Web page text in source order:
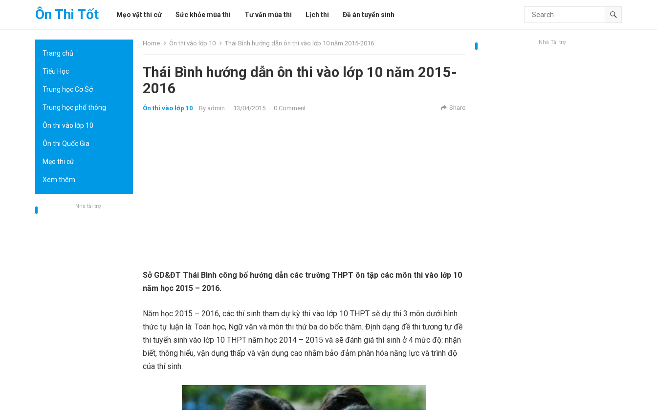
Ôn Thi Tốt Mẹo vặt thi cử Sức khỏe mùa thi Tư vấn mùa thi Lịch thi Đề án tuyển sinh
Trang chủ
Tiểu Học
Trung học Cơ Sở
Trung học phổ thông
Ôn thi vào lớp 10
Ôn thi Quốc Gia
Mẹo thi cử
Xem thêm
Nhà tài trợ
Home Ôn thi vào lớp 10 Thái Bình hướng dẫn ôn thi vào lớp 10 năm 2015-2016
Thái Bình hướng dẫn ôn thi vào lớp 10 năm 2015-
2016
Ôn thi vào lớp 10 By admin · 13/04/2015 · 0 Comment Share
Sở GD&ĐT Thái Bình công bố hướng dẫn các trường THPT ôn tập các môn thi vào lớp 10
năm học 2015 – 2016.
Năm học 2015 – 2016, các thí sinh tham dự kỳ thi vào lớp 10 THPT sẽ dự thi 3 môn dưới hình
thức tự luận là: Toán học, Ngữ văn và môn thi thứ ba do bốc thăm. Định dạng đề thi tương tự đề
thi tuyển sinh vào lớp 10 THPT năm học 2014 – 2015 và sẽ đánh giá thí sinh ở 4 mức độ: nhận
biết, thông hiểu, vận dụng thấp và vận dụng cao nhằm bảo đảm phân hóa năng lực và trình độ
của thí sinh.
Nhà Tài trợ